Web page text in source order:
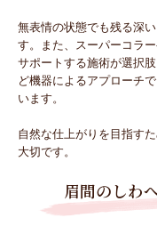
無表情の状態でも残る深
す。また、スーパーコラ
サポートする施術が選択
ど機器によるアプローチ
います。
自然な仕上がりを目指す
大切です。
眉間のしわ